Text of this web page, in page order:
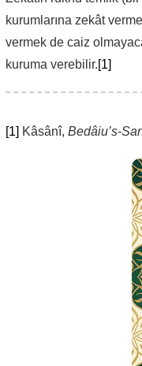
kurumlarına zekât
vermek de caiz
kuruma verebilir.[1]
[1] Kâsânî, Bedâiu’s-